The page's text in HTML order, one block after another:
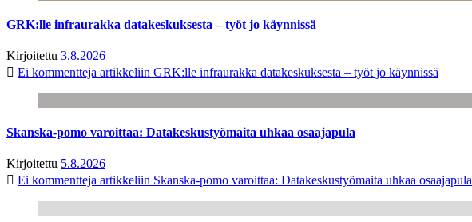
GRK:lle infraurakka datakeskuksesta – työt jo käynnissä
Kirjoitettu 3.8.2026
Ei kommentteja artikkeliin GRK:lle infraurakka datakeskuksesta – työt jo käynnissä
Skanska-pomo varoittaa: Datakeskustyömaita uhkaa osaajapula
Kirjoitettu 5.8.2026
Ei kommentteja artikkeliin Skanska-pomo varoittaa: Datakeskustyömaita uhkaa osaajapula